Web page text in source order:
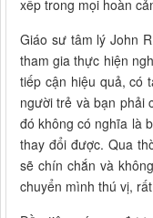
xếp trong mọi hoàn
Giáo sư tâm lý John
tham gia thực hiện
tiếp cận hiệu quả, có
người trẻ và bạn phải
đó không có nghĩa là
thay đổi được. Qua
sẽ chín chắn và
chuyển mình thú vị,